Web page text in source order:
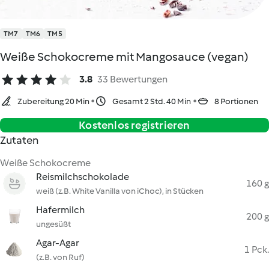
TM7 TM6 TM5
Weiße Schokocreme mit Mangosauce (vegan)
3.8 33 Bewertungen
Zubereitung 20 Min Gesamt 2 Std. 40 Min 8 Portionen
Kostenlos registrieren
Zutaten
Weiße Schokocreme
Reismilchschokolade
weiß (z.B. White Vanilla von iChoc), in Stücken
160 g
Hafermilch
ungesüßt
200 g
Agar-Agar
(z.B. von Ruf)
1 Pck.